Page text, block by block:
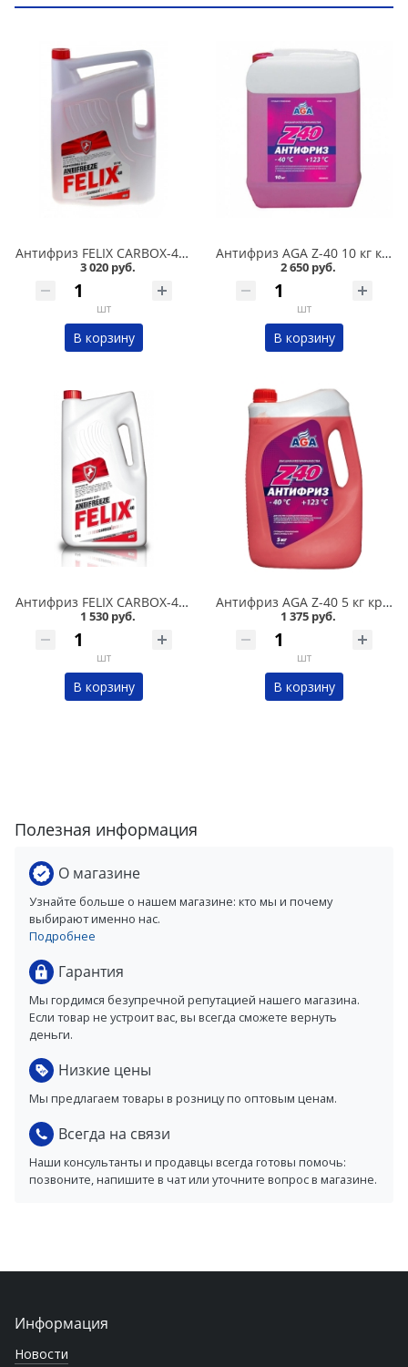
Антифриз FELIX CARBOX-40 10 кг красный в Омске
3 020 руб.
шт
В корзину
Антифриз AGA Z-40 10 кг красный в Омске
2 650 руб.
шт
В корзину
Антифриз FELIX CARBOX-40 5 кг красный в Омске
1 530 руб.
шт
В корзину
Антифриз AGA Z-40 5 кг красный в Омске
1 375 руб.
шт
В корзину
Полезная информация
О магазине
Узнайте больше о нашем магазине: кто мы и почему
выбирают именно нас.
Подробнее
Гарантия
Мы гордимся безупречной репутацией нашего магазина.
Если товар не устроит вас, вы всегда сможете вернуть
деньги.
Низкие цены
Мы предлагаем товары в розницу по оптовым ценам.
Всегда на связи
Наши консультанты и продавцы всегда готовы помочь:
позвоните, напишите в чат или уточните вопрос в магазине.
Информация
Новости